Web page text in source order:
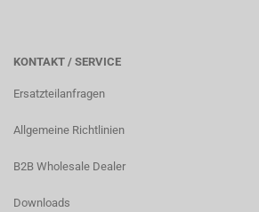
KONTAKT / SERVICE
Ersatzteilanfragen
Allgemeine Richtlinien
B2B Wholesale Dealer
Downloads